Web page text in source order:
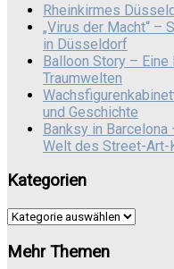
Rheinkirmes
„Virus der Macht“ –
in Düsseldorf
Balloon Story –
Traumwelten
und Geschichte
Banksy in
Welt des Street-Art-
Kategorien
Kategorien
Mehr Themen